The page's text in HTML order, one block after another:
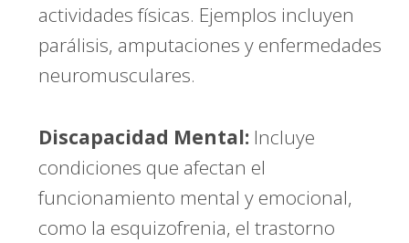
actividades físicas. Ejemplos incluyen
parálisis, amputaciones y enfermedades
neuromusculares.
Discapacidad Mental: Incluye
condiciones que afectan el
funcionamiento mental y emocional,
como la esquizofrenia, el trastorno